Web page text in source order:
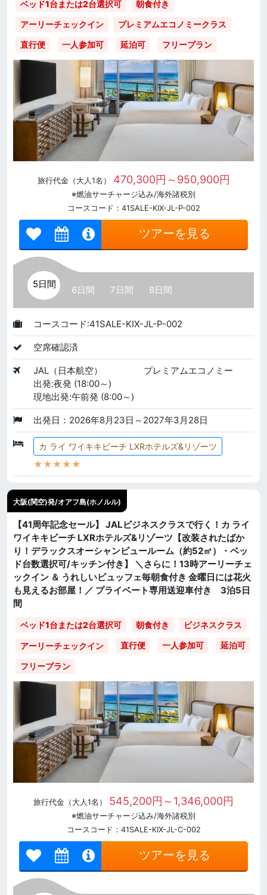
ベッド1台または2台選択可
朝食付き
アーリーチェックイン
プレミアムエコノミークラス
直行便
一人参加可 延泊可 フリープラン
旅行代金（大人1名） 470,300円～950,900円
※燃油サーチャージ込み/海外諸税別
コースコード：41SALE-KIX-JL-P-002
ツアーを見る
5日間
6日間 7日間 8日間
コースコード:41SALE-KIX-JL-P-002
空席確認済
JAL（日本航空）
プレミアムエコノミー
出発:夜発 (18:00～)
現地出発:午前発 (8:00～)
出発日：2026年8月23日～2027年3月28日
カ ライ ワイキキビーチ LXRホテルズ&リゾーツ
★★★★★
大阪(関空)発/オアフ島(ホノルル)
【41周年記念セール】 JALビジネスクラスで行く！カ ライ
ワイキキビーチ LXRホテルズ&リゾーツ【改装されたばか
り！デラックスオーシャンビュールーム（約52㎡）・ベッ
ド台数選択可/キッチン付き】 ＼さらに！13時アーリーチェ
ックイン ＆ うれしいビュッフェ毎朝食付き 金曜日には花火
も見えるお部屋！／ プライベート専用送迎車付き 3泊5日
間
ベッド1台または2台選択可 朝食付き ビジネスクラス
アーリーチェックイン 直行便 一人参加可 延泊可
フリープラン
旅行代金（大人1名） 545,200円～1,346,000円
※燃油サーチャージ込み/海外諸税別
コースコード：41SALE-KIX-JL-C-002
ツアーを見る